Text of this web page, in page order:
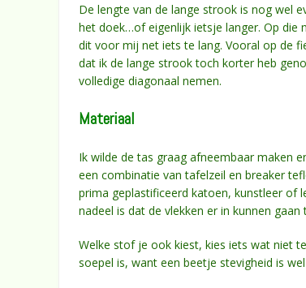
De lengte van de lange strook is nog wel
het doek…of eigenlijk ietsje langer. Op die
dit voor mij net iets te lang. Vooral op de
dat ik de lange strook toch korter heb
volledige diagonaal nemen.
Materiaal
Ik wilde de tas graag afneembaar maken
een combinatie van tafelzeil en breaker
prima geplastificeerd katoen, kunstleer of
nadeel is dat de vlekken er in kunnen gaan
Welke stof je ook kiest, kies iets wat niet
soepel is, want een beetje stevigheid is